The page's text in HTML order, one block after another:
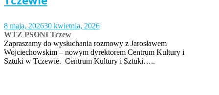
8 maja, 202630 kwietnia, 2026
WTZ PSONI Tczew
Zapraszamy do wysłuchania rozmowy z Jarosławem
Wojciechowskim – nowym dyrektorem Centrum Kultury i
Sztuki w Tczewie. Centrum Kultury i Sztuki…..